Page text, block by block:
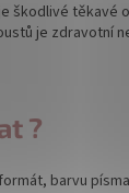
škodlivé těkavé
je zdravotní
?
barvu